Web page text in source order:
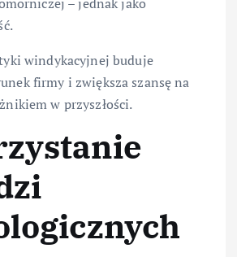
windykacyjnej buduje
firmy i zwiększa szansę na
w przyszłości.